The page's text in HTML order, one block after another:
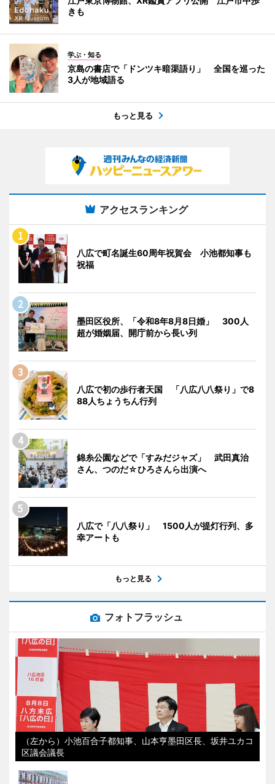
きも
学ぶ・知る
京島の書店で「ドンツキ暗渠語り」 全国を巡った
3人が地域語る
もっと見る
アクセスランキング
八広で町名誕生60周年祝賀会 小池都知事も
祝福
墨田区役所、「令和8年8月8日婚」 300人
超が婚姻届、開庁前から長い列
八広で初の歩行者天国 「八広八八祭り」で8
88人ちょうちん行列
錦糸公園などで「すみだジャズ」 武田真治
さん、つのだ☆ひろさんら出演へ
八広で「八八祭り」 1500人が提灯行列、多
幸アートも
もっと見る
フォトフラッシュ
（左から）小池百合子都知事、山本亨墨田区長、坂井ユカコ
区議会議長